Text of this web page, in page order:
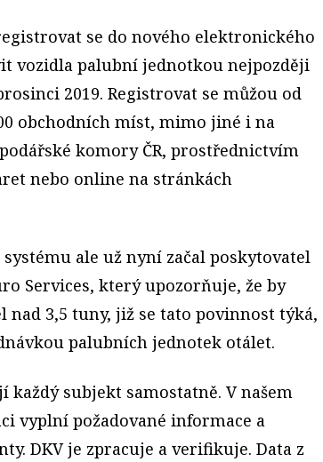
se do nového elektronického
vozidla palubní jednotkou nejpozději
2019. Registrovat se můžou od
obchodních míst, mimo jiné i na
komory ČR, prostřednictvím
nebo online na stránkách
ale už nyní začal poskytovatel
Services, který upozorňuje, že by
nad 3,5 tuny, již se tato povinnost týká,
palubních jednotek otálet.
každý subjekt samostatně. V našem
vyplní požadované informace a
DKV je zpracuje a verifikuje. Data z